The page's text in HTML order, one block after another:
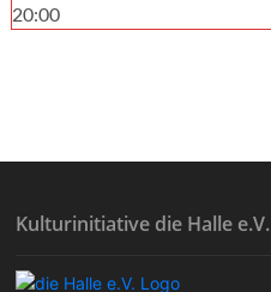
20:00
Kulturinitiative die Halle e.V.